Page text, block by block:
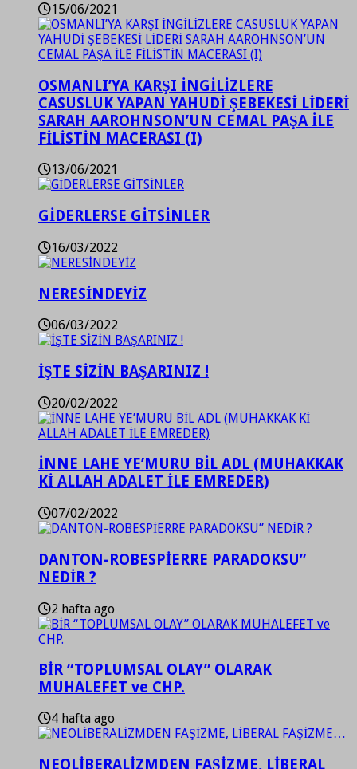
15/06/2021
OSMANLI’YA KARŞI İNGİLİZLERE
CASUSLUK YAPAN YAHUDİ ŞEBEKESİ LİDERİ
SARAH AAROHNSON’UN CEMAL PAŞA İLE
FİLİSTİN MACERASI (I)
13/06/2021
GİDERLERSE GİTSİNLER
16/03/2022
NERESİNDEYİZ
06/03/2022
İŞTE SİZİN BAŞARINIZ !
20/02/2022
İNNE LAHE YE’MURU BİL ADL (MUHAKKAK
Kİ ALLAH ADALET İLE EMREDER)
07/02/2022
DANTON-ROBESPİERRE PARADOKSU”
NEDİR ?
2 hafta ago
BİR “TOPLUMSAL OLAY” OLARAK
MUHALEFET ve CHP.
4 hafta ago
NEOLİBERALİZMDEN FAŞİZME, LİBERAL